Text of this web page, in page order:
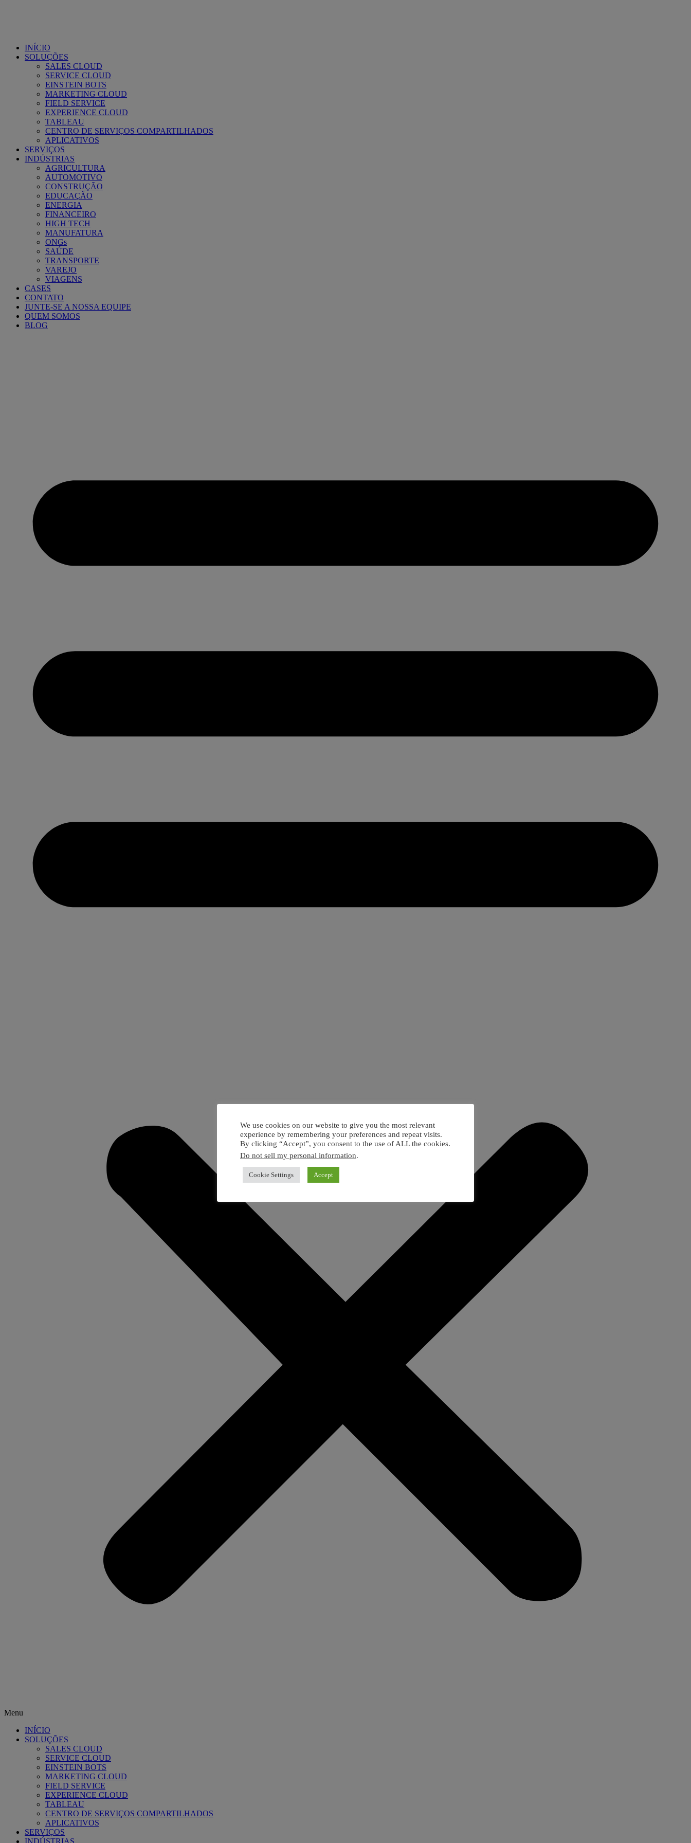
INÍCIO
SOLUÇÕES
SALES CLOUD
SERVICE CLOUD
EINSTEIN BOTS
MARKETING CLOUD
FIELD SERVICE
EXPERIENCE CLOUD
TABLEAU
CENTRO DE SERVIÇOS COMPARTILHADOS
APLICATIVOS
SERVIÇOS
INDÚSTRIAS
AGRICULTURA
AUTOMOTIVO
CONSTRUÇÃO
EDUCAÇÃO
ENERGIA
FINANCEIRO
HIGH TECH
MANUFATURA
ONGs
SAÚDE
TRANSPORTE
VAREJO
VIAGENS
CASES
CONTATO
JUNTE-SE A NOSSA EQUIPE
QUEM SOMOS
BLOG
Menu
INÍCIO
SOLUÇÕES
SALES CLOUD
SERVICE CLOUD
EINSTEIN BOTS
MARKETING CLOUD
FIELD SERVICE
EXPERIENCE CLOUD
TABLEAU
CENTRO DE SERVIÇOS COMPARTILHADOS
APLICATIVOS
SERVIÇOS
INDÚSTRIAS
We use cookies on our website to give you the most relevant
experience by remembering your preferences and repeat visits.
By clicking “Accept”, you consent to the use of ALL the cookies.
Do not sell my personal information.
Cookie Settings Accept